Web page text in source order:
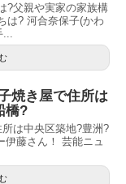
?父親や実家の家族構
は? 河合奈保子(かわ
焼き屋で住所は
橋?
は中央区築地?豊洲?
藤さん！ 芸能ニュ